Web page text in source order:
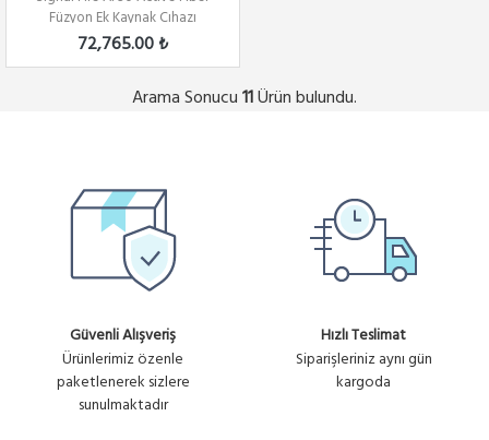
Füzyon Ek Kaynak Cıhazı
72,765.00 ₺
Arama Sonucu 11Ürün bulundu.
Güvenli Alışveriş
Ürünlerimiz özenle
paketlenerek sizlere
sunulmaktadır
Hızlı Teslimat
Siparişleriniz aynı gün
kargoda